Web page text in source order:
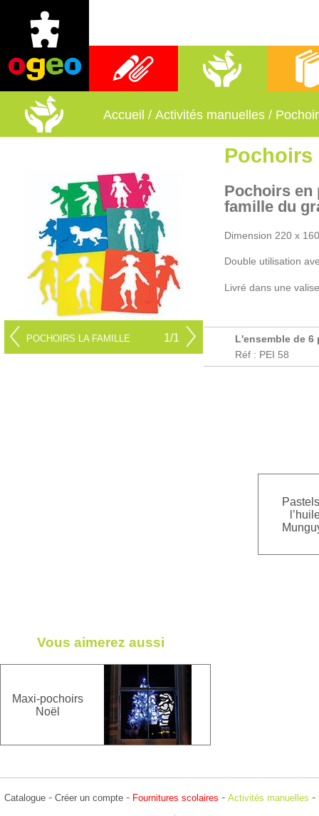
Fournitures scolaires Activités manuelles
Accueil / Activités manuelles /
Pochoirs
POCHOIRS LA FAMILLE 1/1
Pochoirs en
famille du
Dimension 220 x
Double utilisation
Livré dans une
L'ensemble de 6
Réf : PEI 58
Vous aimerez aussi
Maxi-pochoirs
Noël
Catalogue - Créer un compte - Fournitures scolaires - Activités manuelles -